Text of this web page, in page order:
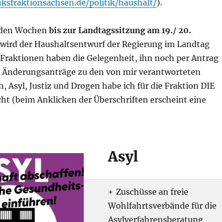
politik/haushalt/).
Wochen bis zur Landtagssitzung am 19./ 20.
der Haushaltsentwurf der Regierung im Landtag
haben die Gelegenheit, ihn noch per Antrag
Änderungsanträge zu den von mir verantworteten
Asyl, Justiz und Drogen habe ich für die Fraktion DIE
(beim Anklicken der Überschriften erscheint eine
Asyl
Zuschüsse an freie
Wohlfahrtsverbände für die
Asylverfahrensberatung